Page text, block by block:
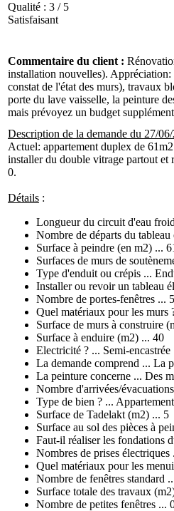
Qualité : 3 / 5
Satisfaisant
Commentaire du client :
installation nouvelles).
constat de l'état des murs), travaux
porte du lave vaisselle, la peinture
mais prévoyez un budget
Description de la demande du 27/
Actuel: appartement duplex de
installer du double vitrage partout et
0.
Détails :
Longueur du circuit d'eau
Nombre de départs du
Surface à peindre (en m2) ...
Surfaces de murs de
Type d'enduit ou crépis ...
Installer ou revoir un tableau
Nombre de portes-fenêtres ... 5
Quel matériaux pour les murs
Surface de murs à construire
Surface à enduire (m2) ... 40
Electricité ? ... Semi-encastrée
La demande comprend ... La
La peinture concerne ... Des
Nombre d'arrivées/
Type de bien ? ...
Surface de Tadelakt (m2) ... 5
Surface au sol des pièces à
Faut-il réaliser les fondations
Nombres de prises électriques
Quel matériaux pour les
Nombre de fenêtres standard
Surface totale des travaux
Nombre de petites fenêtres ...